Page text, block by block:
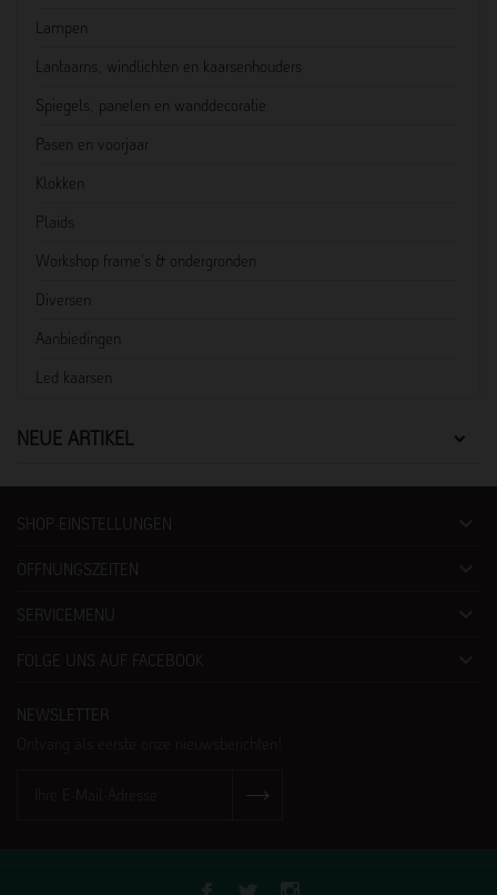
Lampen
Lantaarns, windlichten en kaarsenhouders
Spiegels, panelen en wanddecoratie
Pasen en voorjaar
Klokken
Plaids
Workshop frame's & ondergronden
Diversen
Aanbiedingen
Led kaarsen
NEUE ARTIKEL
SHOP-EINSTELLUNGEN
ÖFFNUNGSZEITEN
SERVICEMENU
FOLGE UNS AUF FACEBOOK
NEWSLETTER